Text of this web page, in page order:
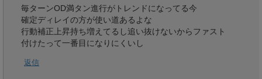
毎ターンOD満タン進行がトレンドになってる今
確定ディレイの方が使い道あるよな
行動補正上昇持ち増えてるし追い抜けないからファスト
付けたって一番目になりにくいし
返信